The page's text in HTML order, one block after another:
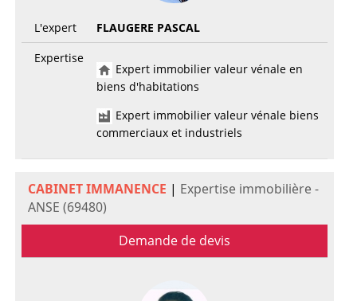
L'expert
FLAUGERE PASCAL
Expertise
Expert immobilier valeur vénale en
biens d'habitations
Expert immobilier valeur vénale biens
commerciaux et industriels
CABINET IMMANENCE | Expertise immobilière -
ANSE (69480)
Demande de devis